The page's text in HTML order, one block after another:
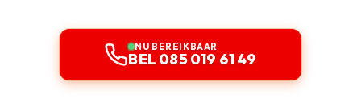
NU BEREIKBAAR
BEL 085 019 61 49